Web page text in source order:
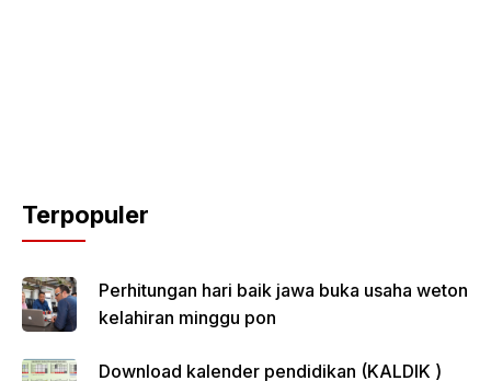
Terpopuler
Perhitungan hari baik jawa buka usaha weton
kelahiran minggu pon
Download kalender pendidikan (KALDIK )